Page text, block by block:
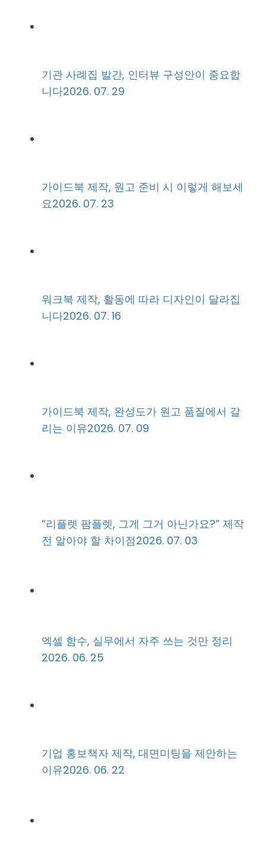
기관 사례집 발간, 인터뷰 구성안이 중요합
니다2026. 07. 29
가이드북 제작, 원고 준비 시 이렇게 해보세
요2026. 07. 23
워크북 제작, 활동에 따라 디자인이 달라집
니다2026. 07. 16
가이드북 제작, 완성도가 원고 품질에서 갈
리는 이유2026. 07. 09
“리플렛 팜플렛, 그게 그거 아닌가요?” 제작
전 알아야 할 차이점2026. 07. 03
엑셀 함수, 실무에서 자주 쓰는 것만 정리
2026. 06. 25
기업 홍보책자 제작, 대면미팅을 제안하는
이유2026. 06. 22